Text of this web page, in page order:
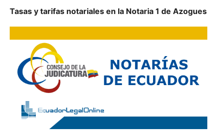
Tasas y tarifas notariales en la Notaria 1 de Azogues